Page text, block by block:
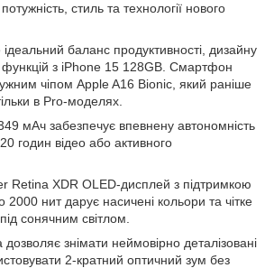
стиль та технології нового
баланс продуктивності, дизайну
функцій з iPhone 15 128GB. Смартфон
чіпом Apple A16 Bionic, який раніше
в Pro-моделях.
мАч забезпечує впевнену автономність
годин відео або активного
Retina XDR OLED-дисплей з підтримкою
2000 нит дарує насичені кольори та чітке
сонячним світлом.
знімати неймовірно деталізовані
2-кратний оптичний зум без